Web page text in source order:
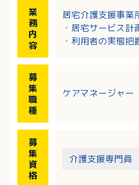
業
務
内
容
居宅介護支援事業
・居宅サービス計
・利用者の実態把
募
集
職
種
ケアマネージャー
募
集
資
格
介護支援専門員